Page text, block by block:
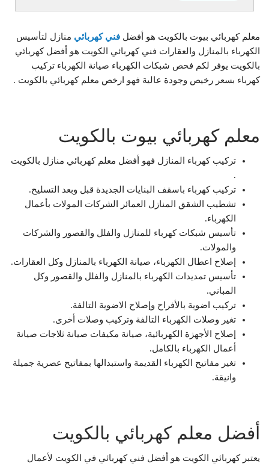
معلم كهربائي بيوت بالكويت هو أفضل فني كهربائي منازل لتأسيس
الكهرباء بالمنازل والعقارات فني كهربائي الكويت هو أفضل كهربائي
بالكويت يوفر لكم فحص شبكات الكهرباء صيانة الكهرباء تركيب
كهرباء بسعر رخيص وجودة عالية فهو ارخص معلم كهربائي بالكويت .
معلم كهربائي بيوت بالكويت
تركيب كهرباء المنازل فهو أفضل معلم كهربائي منازل بالكويت
.
تركيب كهرباء باسقف البنايات الجديدة قبل وبعد التسليح.
تشطيب الشقق المنازل العمائر الشركات المولات بأعمال
الكهرباء.
تأسيس شبكات كهرباء للمنازل والفلل والقصور والشركات
والمولات.
إصلاح اعطال الكهرباء، صيانة الكهرباء بالمنازل وكل العقارات.
تأسيس تمديدات الكهرباء بالمنازل والفلل والقصور وكل
المباني.
تركيب اضوية بالأفراح وإصلاح الاضوية التالفة.
تغير وصلات الكهرباء التالفة وتركيب وصلات أخرى.
إصلاح الأجهزة الكهربائية، صيانة مكيفات صيانة ثلاجات صيانة
أعمال الكهرباء بالكامل.
تغير مفاتيح الكهرباء القديمة واستبدالها بمفاتيح عصرية جميلة
وانيقة.
أفضل معلم كهربائي بالكويت
يعتبر كهربائي الكويت هو أفضل فني كهربائي في الكويت لأعمال